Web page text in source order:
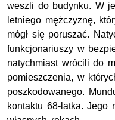
weszli do budynku. W
letniego mężczyznę,
mógł się poruszać.
funkcjonariuszy w
natychmiast wrócili do
pomieszczenia, w
poszkodowanego.
kontaktu 68-latka. Jego